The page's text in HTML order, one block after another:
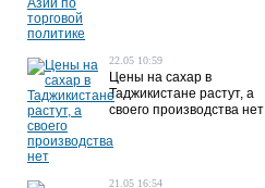
22.05 10:59
Цены на сахар в
Таджикистане растут, а
своего производства нет
21.05 16:54